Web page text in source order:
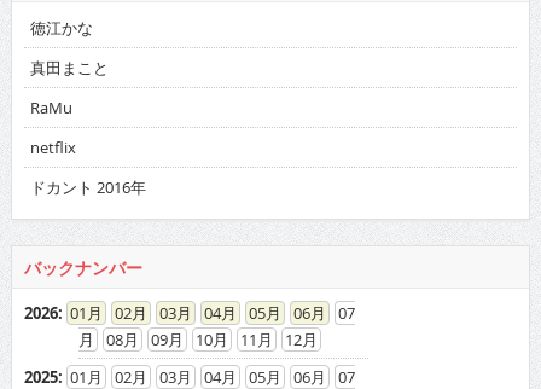
徳江かな
真田まこと
RaMu
netflix
ドカント 2016年
バックナンバー
2026: 01 02 03 04 05 06
07
08
09 10 11
12
2025: 01 02 03 04 05 06
07